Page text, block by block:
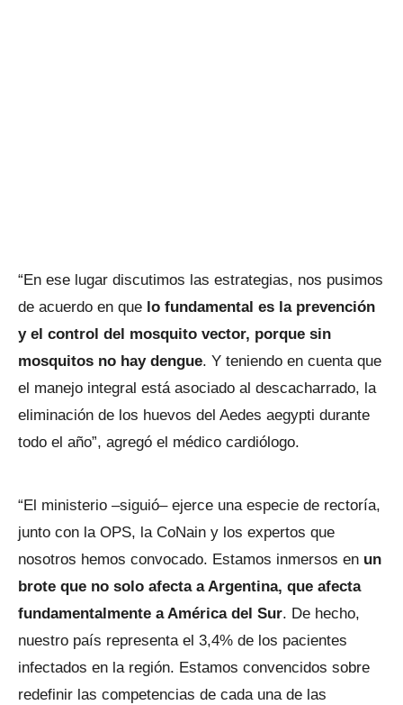
“En ese lugar discutimos las estrategias, nos pusimos
de acuerdo en que lo fundamental es la prevención
y el control del mosquito vector, porque sin
mosquitos no hay dengue. Y teniendo en cuenta que
el manejo integral está asociado al descacharrado, la
eliminación de los huevos del Aedes aegypti durante
todo el año”, agregó el médico cardiólogo.
“El ministerio –siguió– ejerce una especie de rectoría,
junto con la OPS, la CoNain y los expertos que
nosotros hemos convocado. Estamos inmersos en un
brote que no solo afecta a Argentina, que afecta
fundamentalmente a América del Sur. De hecho,
nuestro país representa el 3,4% de los pacientes
infectados en la región. Estamos convencidos sobre
redefinir las competencias de cada una de las